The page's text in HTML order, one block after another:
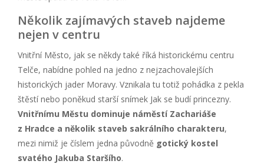
Několik zajímavých staveb najdeme
nejen v centru
Vnitřní Město, jak se někdy také říká historickému centru
Telče, nabídne pohled na jedno z nejzachovalejších
historických jader Moravy. Vznikala tu totiž pohádka z pekla
štěstí nebo poněkud starší snímek Jak se budí princezny.
Vnitřnímu Městu dominuje náměstí Zachariáše
z Hradce a několik staveb sakrálního charakteru,
mezi nimiž je číslem jedna původně gotický kostel
svatého Jakuba Staršího.